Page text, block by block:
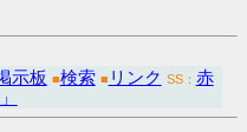
示板 ■検索 ■ リンク SS： 赤